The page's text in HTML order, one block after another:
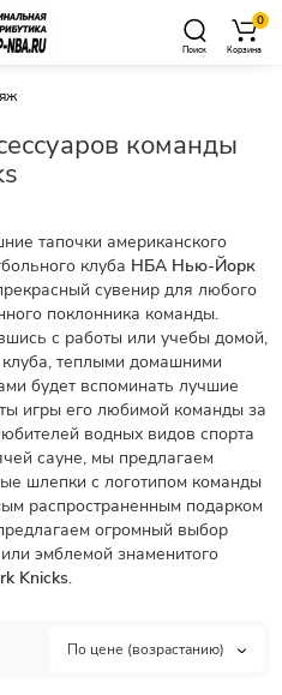
Поиск
0
Корзина
команды
тапочки американского
клуба НБА Нью-Йорк
сувенир для любого
поклонника команды.
с работы или учебы домой,
теплыми домашними
будет вспоминать лучшие
игры его любимой команды за
водных видов спорта
сауне, мы предлагаем
шлепки с логотипом команды
распространенным подарком
огромный выбор
эмблемой знаменитого
Knicks.
По цене (возрастанию)